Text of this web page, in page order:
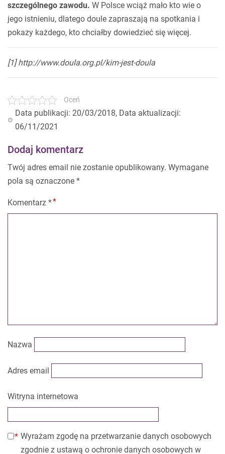
szczególnego zawodu. W Polsce wciąż mało kto wie o
jego istnieniu, dlatego doule zapraszają na spotkania i
pokazy każdego, kto chciałby dowiedzieć się więcej.
[1] http://www.doula.org.pl/kim-jest-doula
Oceń
Data publikacji: 20/03/2018, Data aktualizacji:
06/11/2021
Dodaj komentarz
Twój adres email nie zostanie opublikowany. Wymagane
pola są oznaczone *
Komentarz *
Nazwa
Adres email
Witryna internetowa
Wyrażam zgodę na przetwarzanie danych osobowych
zgodnie z ustawą o ochronie danych osobowych w